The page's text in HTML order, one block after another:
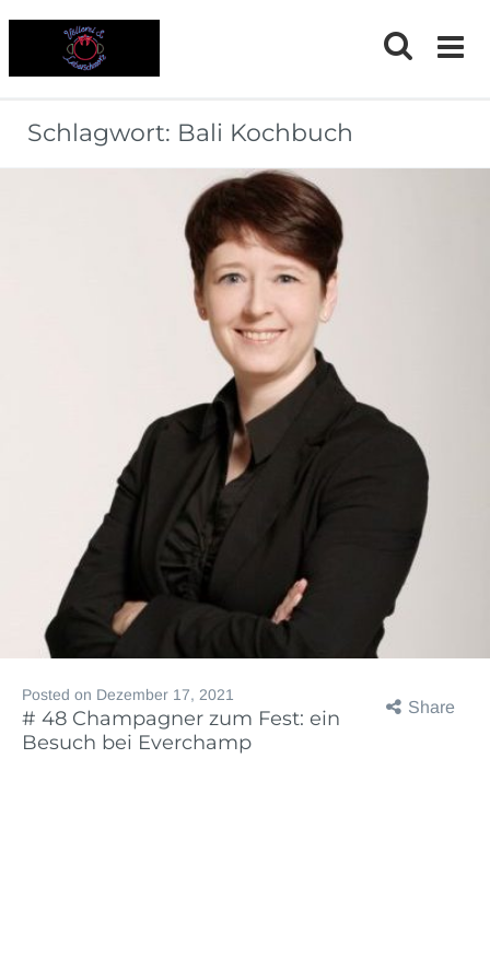
Schlagwort: Bali Kochbuch
Share
Posted on Dezember 17, 2021
# 48 Champagner zum Fest: ein
Besuch bei Everchamp